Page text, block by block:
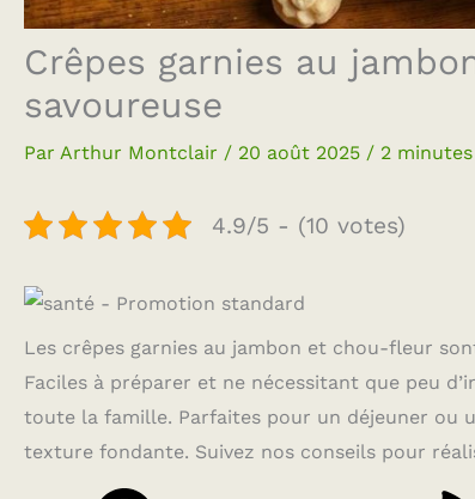
Crêpes garnies au
savoureuse
Par Arthur Montclair / 20 août 2025 / 2
4.9/5 - (10 votes)
Les crêpes garnies au jambon et chou-fleur
Faciles à préparer et ne nécessitant que peu
toute la famille. Parfaites pour un déjeuner ou
texture fondante. Suivez nos conseils pour